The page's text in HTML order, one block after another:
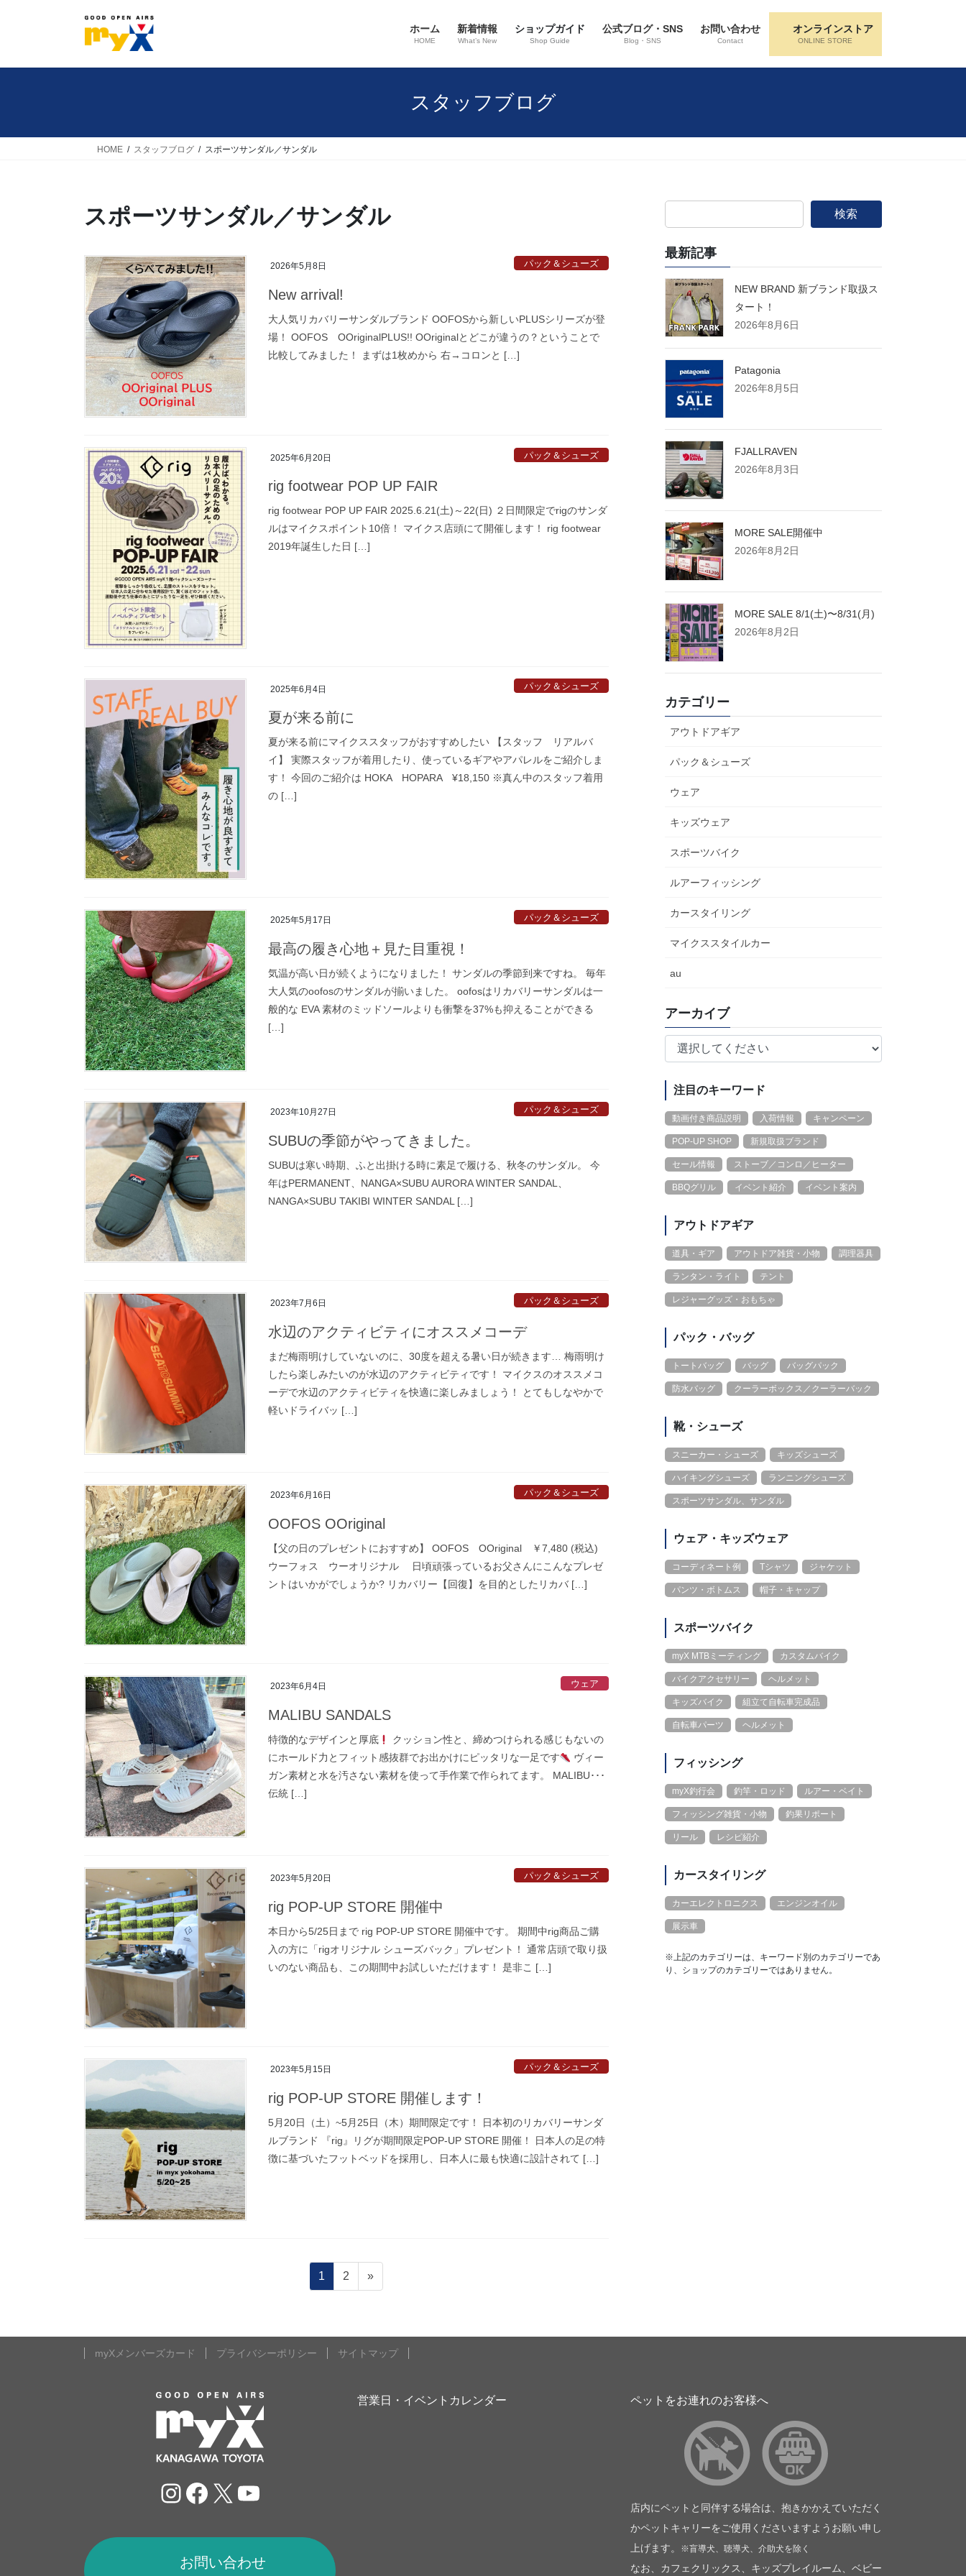
ン
ー
ホーム
HOME
新着情報
What’s New
ショップガイド
Shop Guide
公式ブログ・SNS
Blog・SNS
お問い合わせ
Contact
オンラインストア
ONLINE STORE
スタッフブログ
HOME スタッフブログ スポーツサンダル／サンダル
スポーツサンダル／サンダル
2026年5月8日 パック＆シューズ
New arrival!
大人気リカバリーサンダルブランド OOFOSから新しいPLUSシリーズが登
場！ OOFOS OOriginalPLUS!! OOriginalとどこが違うの？ということで
比較してみました！ まずは1枚めから 右→コロンと […]
2025年6月20日 パック＆シューズ
rig footwear POP UP FAIR
rig footwear POP UP FAIR 2025.6.21(土)～22(日) ２日間限定でrigのサンダ
ルはマイクスポイント10倍！ マイクス店頭にて開催します！ rig footwear
2019年誕生した日 […]
2025年6月4日 パック＆シューズ
夏が来る前に
夏が来る前にマイクススタッフがおすすめしたい 【スタッフ リアルバ
イ】 実際スタッフが着用したり、使っているギアやアパレルをご紹介しま
す！ 今回のご紹介は HOKA HOPARA ¥18,150 ※真ん中のスタッフ着用
の […]
2025年5月17日 パック＆シューズ
最高の履き心地＋見た目重視！
気温が高い日が続くようになりました！ サンダルの季節到来ですね。 毎年
大人気のoofosのサンダルが揃いました。 oofosはリカバリーサンダルは一
般的な EVA 素材のミッドソールよりも衝撃を37%も抑えることができる
[…]
2023年10月27日 パック＆シューズ
SUBUの季節がやってきました。
SUBUは寒い時期、ふと出掛ける時に素足で履ける、秋冬のサンダル。 今
年はPERMANENT、NANGA×SUBU AURORA WINTER SANDAL、
NANGA×SUBU TAKIBI WINTER SANDAL […]
2023年7月6日 パック＆シューズ
水辺のアクティビティにオススメコーデ
まだ梅雨明けしていないのに、30度を超える暑い日が続きます… 梅雨明け
したら楽しみたいのが水辺のアクティビティです！ マイクスのオススメコ
ーデで水辺のアクティビティを快適に楽しみましょう！ とてもしなやかで
軽いドライバッ […]
2023年6月16日 パック＆シューズ
OOFOS OOriginal
【父の日のプレゼントにおすすめ】 OOFOS OOriginal ￥7,480 (税込)
ウーフォス ウーオリジナル 日頃頑張っているお父さんにこんなプレゼ
ントはいかがでしょうか? リカバリー【回復】を目的としたリカバ […]
2023年6月4日 ウェア
MALIBU SANDALS
特徴的なデザインと厚底
クッション性と、締めつけられる感じもないの
にホールド力とフィット感抜群でお出かけにピッタリな一足です
ヴィー
ガン素材と水を汚さない素材を使って手作業で作られてます。 MALIBU･･･
伝統 […]
2023年5月20日 パック＆シューズ
rig POP-UP STORE 開催中
本日から5/25日まで rig POP-UP STORE 開催中です。 期間中rig商品ご購
入の方に「rigオリジナル シューズバック」プレゼント！ 通常店頭で取り扱
いのない商品も、この期間中お試しいただけます！ 是非こ […]
2023年5月15日 パック＆シューズ
rig POP-UP STORE 開催します！
5月20日（土）~5月25日（木）期間限定です！ 日本初のリカバリーサンダ
ルブランド 『rig』リグが期間限定POP-UP STORE 開催！ 日本人の足の特
徴に基づいたフットベッドを採用し、日本人に最も快適に設計されて […]
の
固
定
ジ
1
固
定
ジ
2 »
検索
最新記事
NEW BRAND 新ブランド取扱ス
タート！
2026年8月6日
Patagonia
2026年8月5日
FJALLRAVEN
2026年8月3日
MORE SALE開催中
2026年8月2日
MORE SALE 8/1(土)〜8/31(月)
2026年8月2日
カテゴリー
アウトドアギア
パック＆シューズ
ウェア
キッズウェア
スポーツバイク
ルアーフィッシング
カースタイリング
マイクススタイルカー
au
アーカイブ
注目のキーワード
動画付き商品説明 入荷情報 キャンペーン
POP-UP SHOP 新規取扱ブランド
セール情報 ストーブ／コンロ／ヒーター
BBQグリル イベント紹介 イベント案内
アウトドアギア
道具・ギア アウトドア雑貨・小物 調理器具
ランタン・ライト テント
レジャーグッズ・おもちゃ
パック・バッグ
トートバッグ バッグ バッグパック
防水バッグ クーラーボックス／クーラーバック
靴・シューズ
スニーカー・シューズ キッズシューズ
ハイキングシューズ ランニングシューズ
スポーツサンダル、サンダル
ウェア・キッズウェア
コーディネート例 Tシャツ ジャケット
パンツ・ボトムス 帽子・キャップ
スポーツバイク
myX MTBミーティング カスタムバイク
バイクアクセサリー ヘルメット
キッズバイク 組立て自転車完成品
自転車パーツ ヘルメット
フィッシング
myX釣行会 釣竿・ロッド ルアー・ベイト
フィッシング雑貨・小物 釣果リポート
リール レシピ紹介
カースタイリング
カーエレクトロニクス エンジンオイル
展示車
※上記のカテゴリーは、キーワード別のカテゴリーであ
り、ショップのカテゴリーではありません。
myXメンバーズカード プライバシーポリシー サイトマップ
Instagram
Facebook
X YouTube
お問い合わせ
営業日・イベントカレンダー ペットをお連れのお客様へ
店内にペットと同伴する場合は、抱きかかえていただく
かペットキャリーをご使用くださいますようお願い申し
上げます。
※盲導犬、聴導犬、介助犬を除く
なお、カフェクリックス、キッズプレイルーム、ベビー